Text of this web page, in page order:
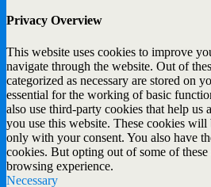
Privacy Overview
This website uses cookies to improve
navigate through the website. Out of
categorized as necessary are stored on
essential for the working of basic
also use third-party cookies that help us
you use this website. These cookies
only with your consent. You also have
cookies. But opting out of some of
browsing experience.
Necessary